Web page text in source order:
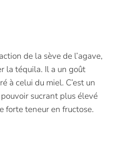
de la sève de l’agave,
la téquila. Il a un goût
à celui du miel. C’est un
sucrant plus élevé
forte teneur en fructose.